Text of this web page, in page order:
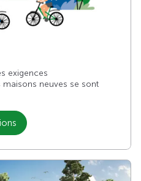
exigences
neuves se sont